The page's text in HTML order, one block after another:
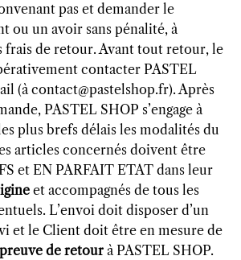
pas et demander le
ou un avoir sans pénalité, à
frais de retour. Avant tout retour, le
contacter PASTEL
(à contact@pastelshop.fr). Après
PASTEL SHOP s’engage à
plus brefs délais les modalités du
articles concernés doivent être
et EN PARFAIT ETAT dans leur
et accompagnés de tous les
L’envoi doit disposer d’un
et le Client doit être en mesure de
preuve de retourà PASTEL SHOP.